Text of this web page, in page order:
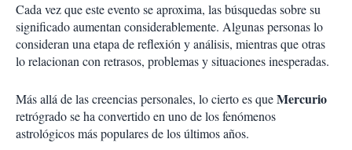
Cada vez que este evento se aproxima, las búsquedas sobre su
significado aumentan considerablemente. Algunas personas lo
consideran una etapa de reflexión y análisis, mientras que otras
lo relacionan con retrasos, problemas y situaciones inesperadas.
Más allá de las creencias personales, lo cierto es queMercurio
retrógrado se ha convertido en uno de los fenómenos
astrológicos más populares de los últimos años.